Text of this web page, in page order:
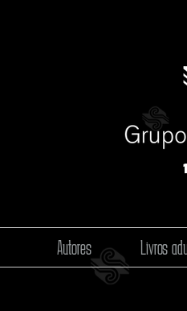
Autores Livros